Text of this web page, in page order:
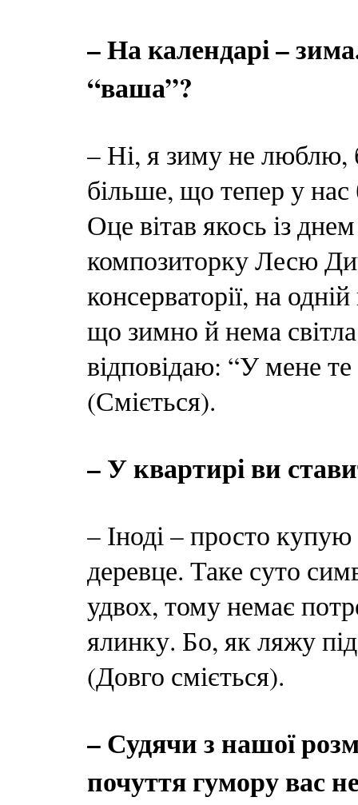
– На календарі –
“ваша”?
– Ні, я зиму не люблю,
більше, що тепер у
Оце вітав якось із
композиторку Лесю
консерваторії, на
що зимно й нема
відповідаю: “У мене
(Сміється).
– У квартирі ви
– Іноді – просто
деревце. Таке суто
удвох, тому немає
ялинку. Бо, як ляжу
(Довго сміється).
– Судячи з нашої
почуття гумору вас